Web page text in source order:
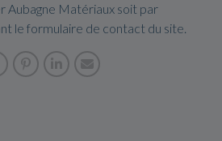
Aubagne Matériaux soit par
le formulaire de contact du site.